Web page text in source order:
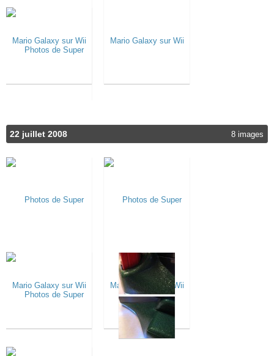
22 juillet 2008 8 images